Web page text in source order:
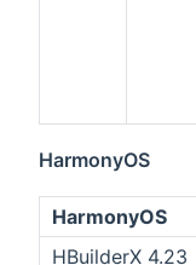
HarmonyOS
HarmonyOS
HBuilderX 4.23